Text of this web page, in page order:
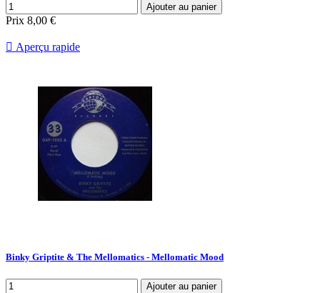
Ajouter au panier
Prix 8,00 €
 Aperçu rapide
Binky Griptite & The Mellomatics - Mellomatic Mood
Ajouter au panier